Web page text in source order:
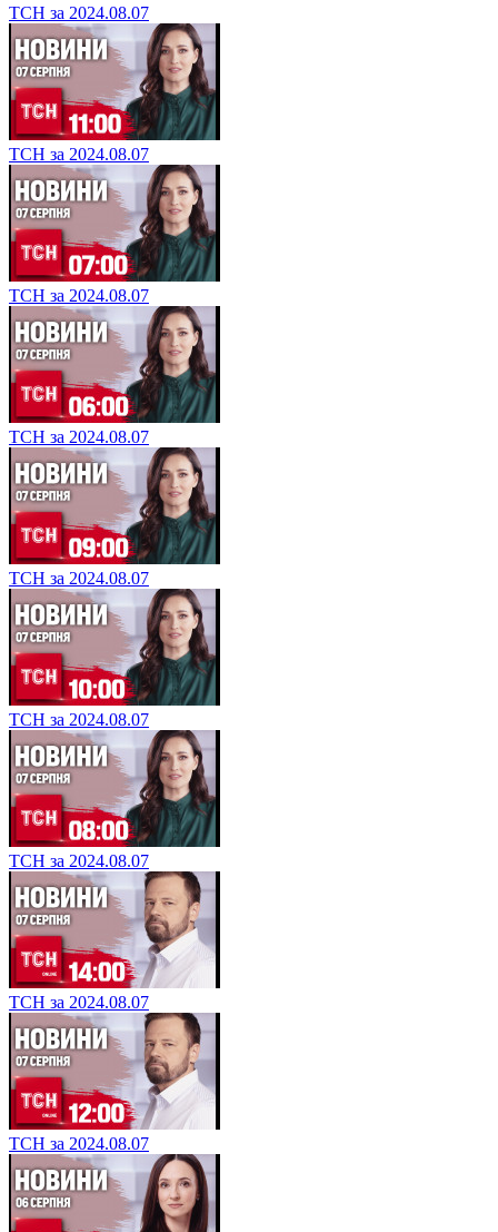
ТСН за 2024.08.07
ТСН за 2024.08.07
ТСН за 2024.08.07
ТСН за 2024.08.07
ТСН за 2024.08.07
ТСН за 2024.08.07
ТСН за 2024.08.07
ТСН за 2024.08.07
ТСН за 2024.08.07